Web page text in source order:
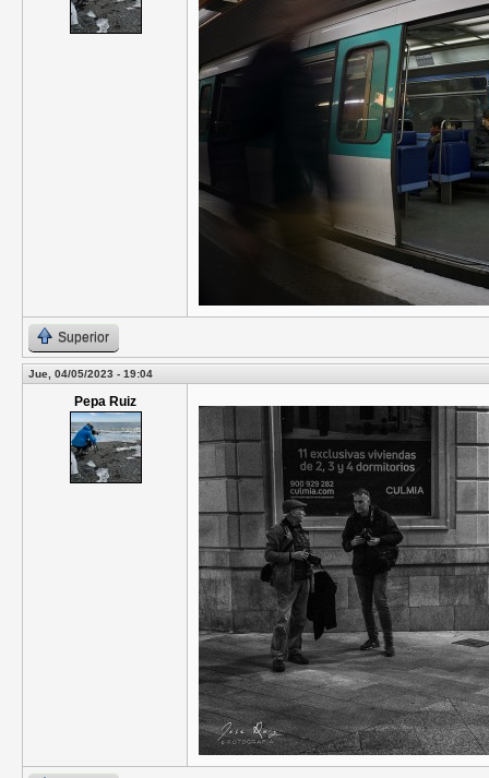
Superior
Jue, 04/05/2023 - 19:04
Pepa Ruiz